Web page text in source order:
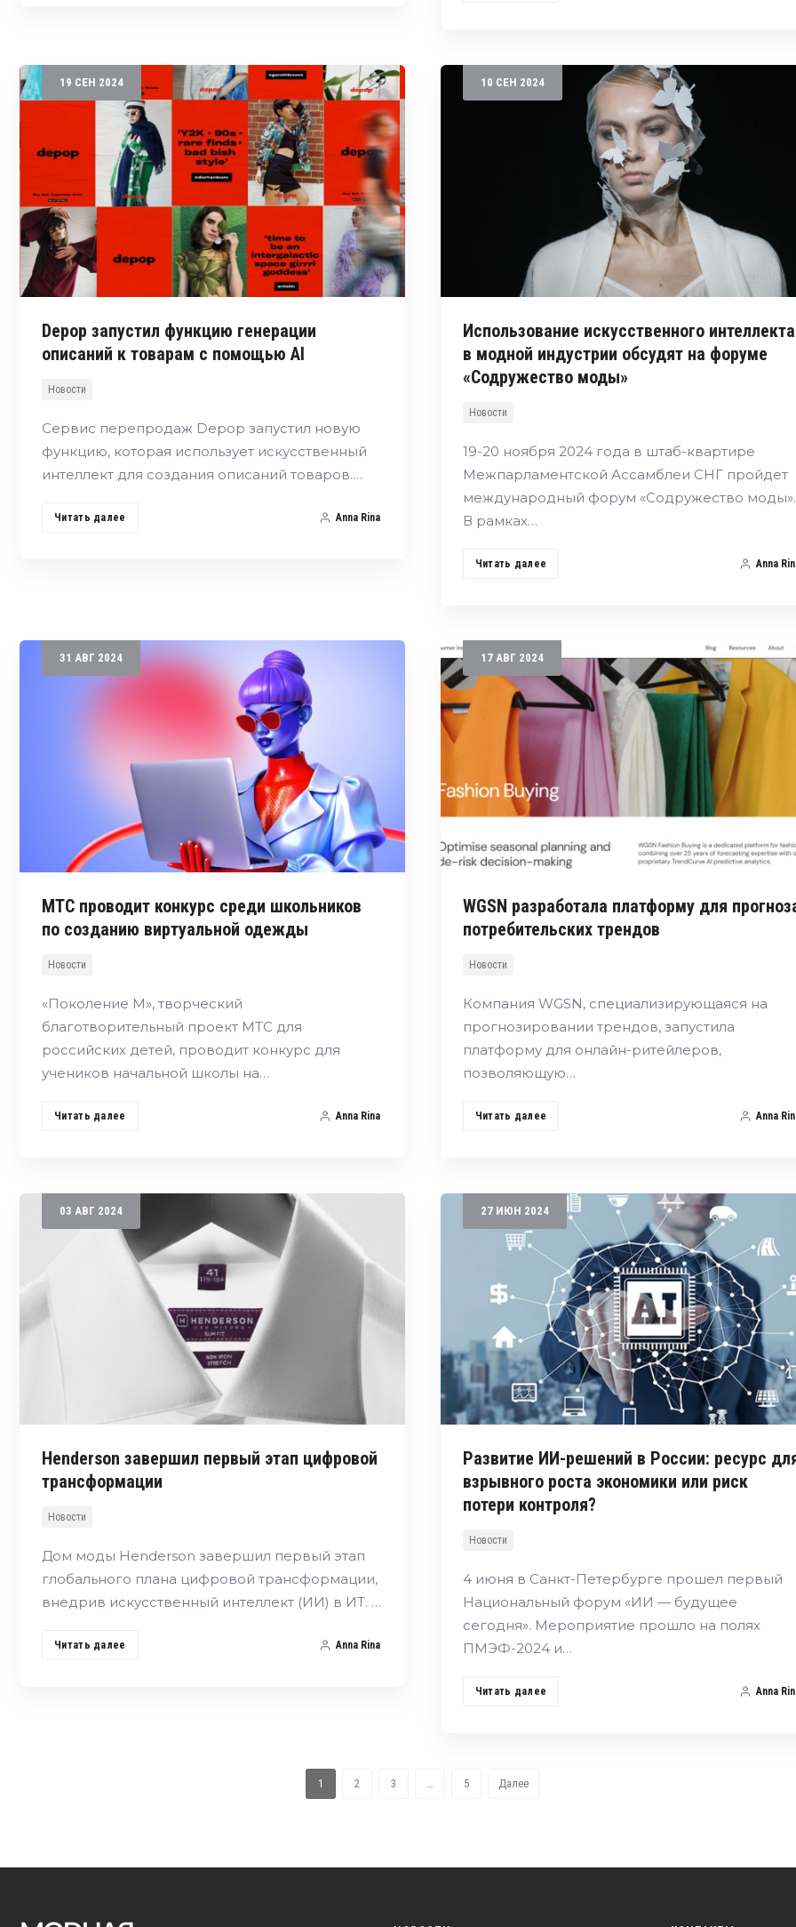
19 СЕН 2024
Depop запустил функцию генерации
описаний к товарам c помощью AI
Новости
Сервис перепродаж Depop запустил новую
функцию, которая использует искусственный
интеллект для создания описаний товаров.…
Читать далее Anna Rina
10 СЕН 2024
Использование искусственного интеллекта
в модной индустрии обсудят на форуме
«Содружество моды»
Новости
19-20 ноября 2024 года в штаб-квартире
Межпарламентской Ассамблеи СНГ пройдет
международный форум «Содружество моды».
В рамках…
Читать далее Anna
31 АВГ 2024
МТС проводит конкурс среди школьников
по созданию виртуальной одежды
Новости
«Поколение М», творческий
благотворительный проект МТС для
российских детей, проводит конкурс для
учеников начальной школы на…
Читать далее Anna Rina
17 АВГ 2024
WGSN разработала платформу для
потребительских трендов
Новости
Компания WGSN, специализирующаяся на
прогнозировании трендов, запустила
платформу для онлайн-ритейлеров,
позволяющую…
Читать далее Anna
03 АВГ 2024
Henderson завершил первый этап цифровой
трансформации
Новости
Дом моды Henderson завершил первый этап
глобального плана цифровой трансформации,
внедрив искусственный интеллект (ИИ) в ИТ. …
Читать далее Anna Rina
27 ИЮН 2024
Развитие ИИ-решений в России: ресурс
взрывного роста экономики или риск
потери контроля?
Новости
4 июня в Санкт-Петербурге прошел первый
Национальный форум «ИИ — будущее
сегодня». Мероприятие прошло на полях
ПМЭФ-2024 и…
Читать далее Anna
1 2 3 5 Далее